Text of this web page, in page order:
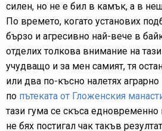
силен, но не е бил в камък, а в
По времето, когато установих
бързо и агресивно най-вече в
отделих толкова внимание на
учудващо и за мен самият, тя
или два по-късно налетях
по пътеката от Гложенския
тази гума се скъса едновременно
не бях постигал чак такъв